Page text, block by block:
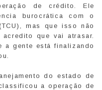
de crédito. Ele
burocrática com o
mas que isso não
que vai atrasar.
a gente está finalizando
do estado de
a operação de